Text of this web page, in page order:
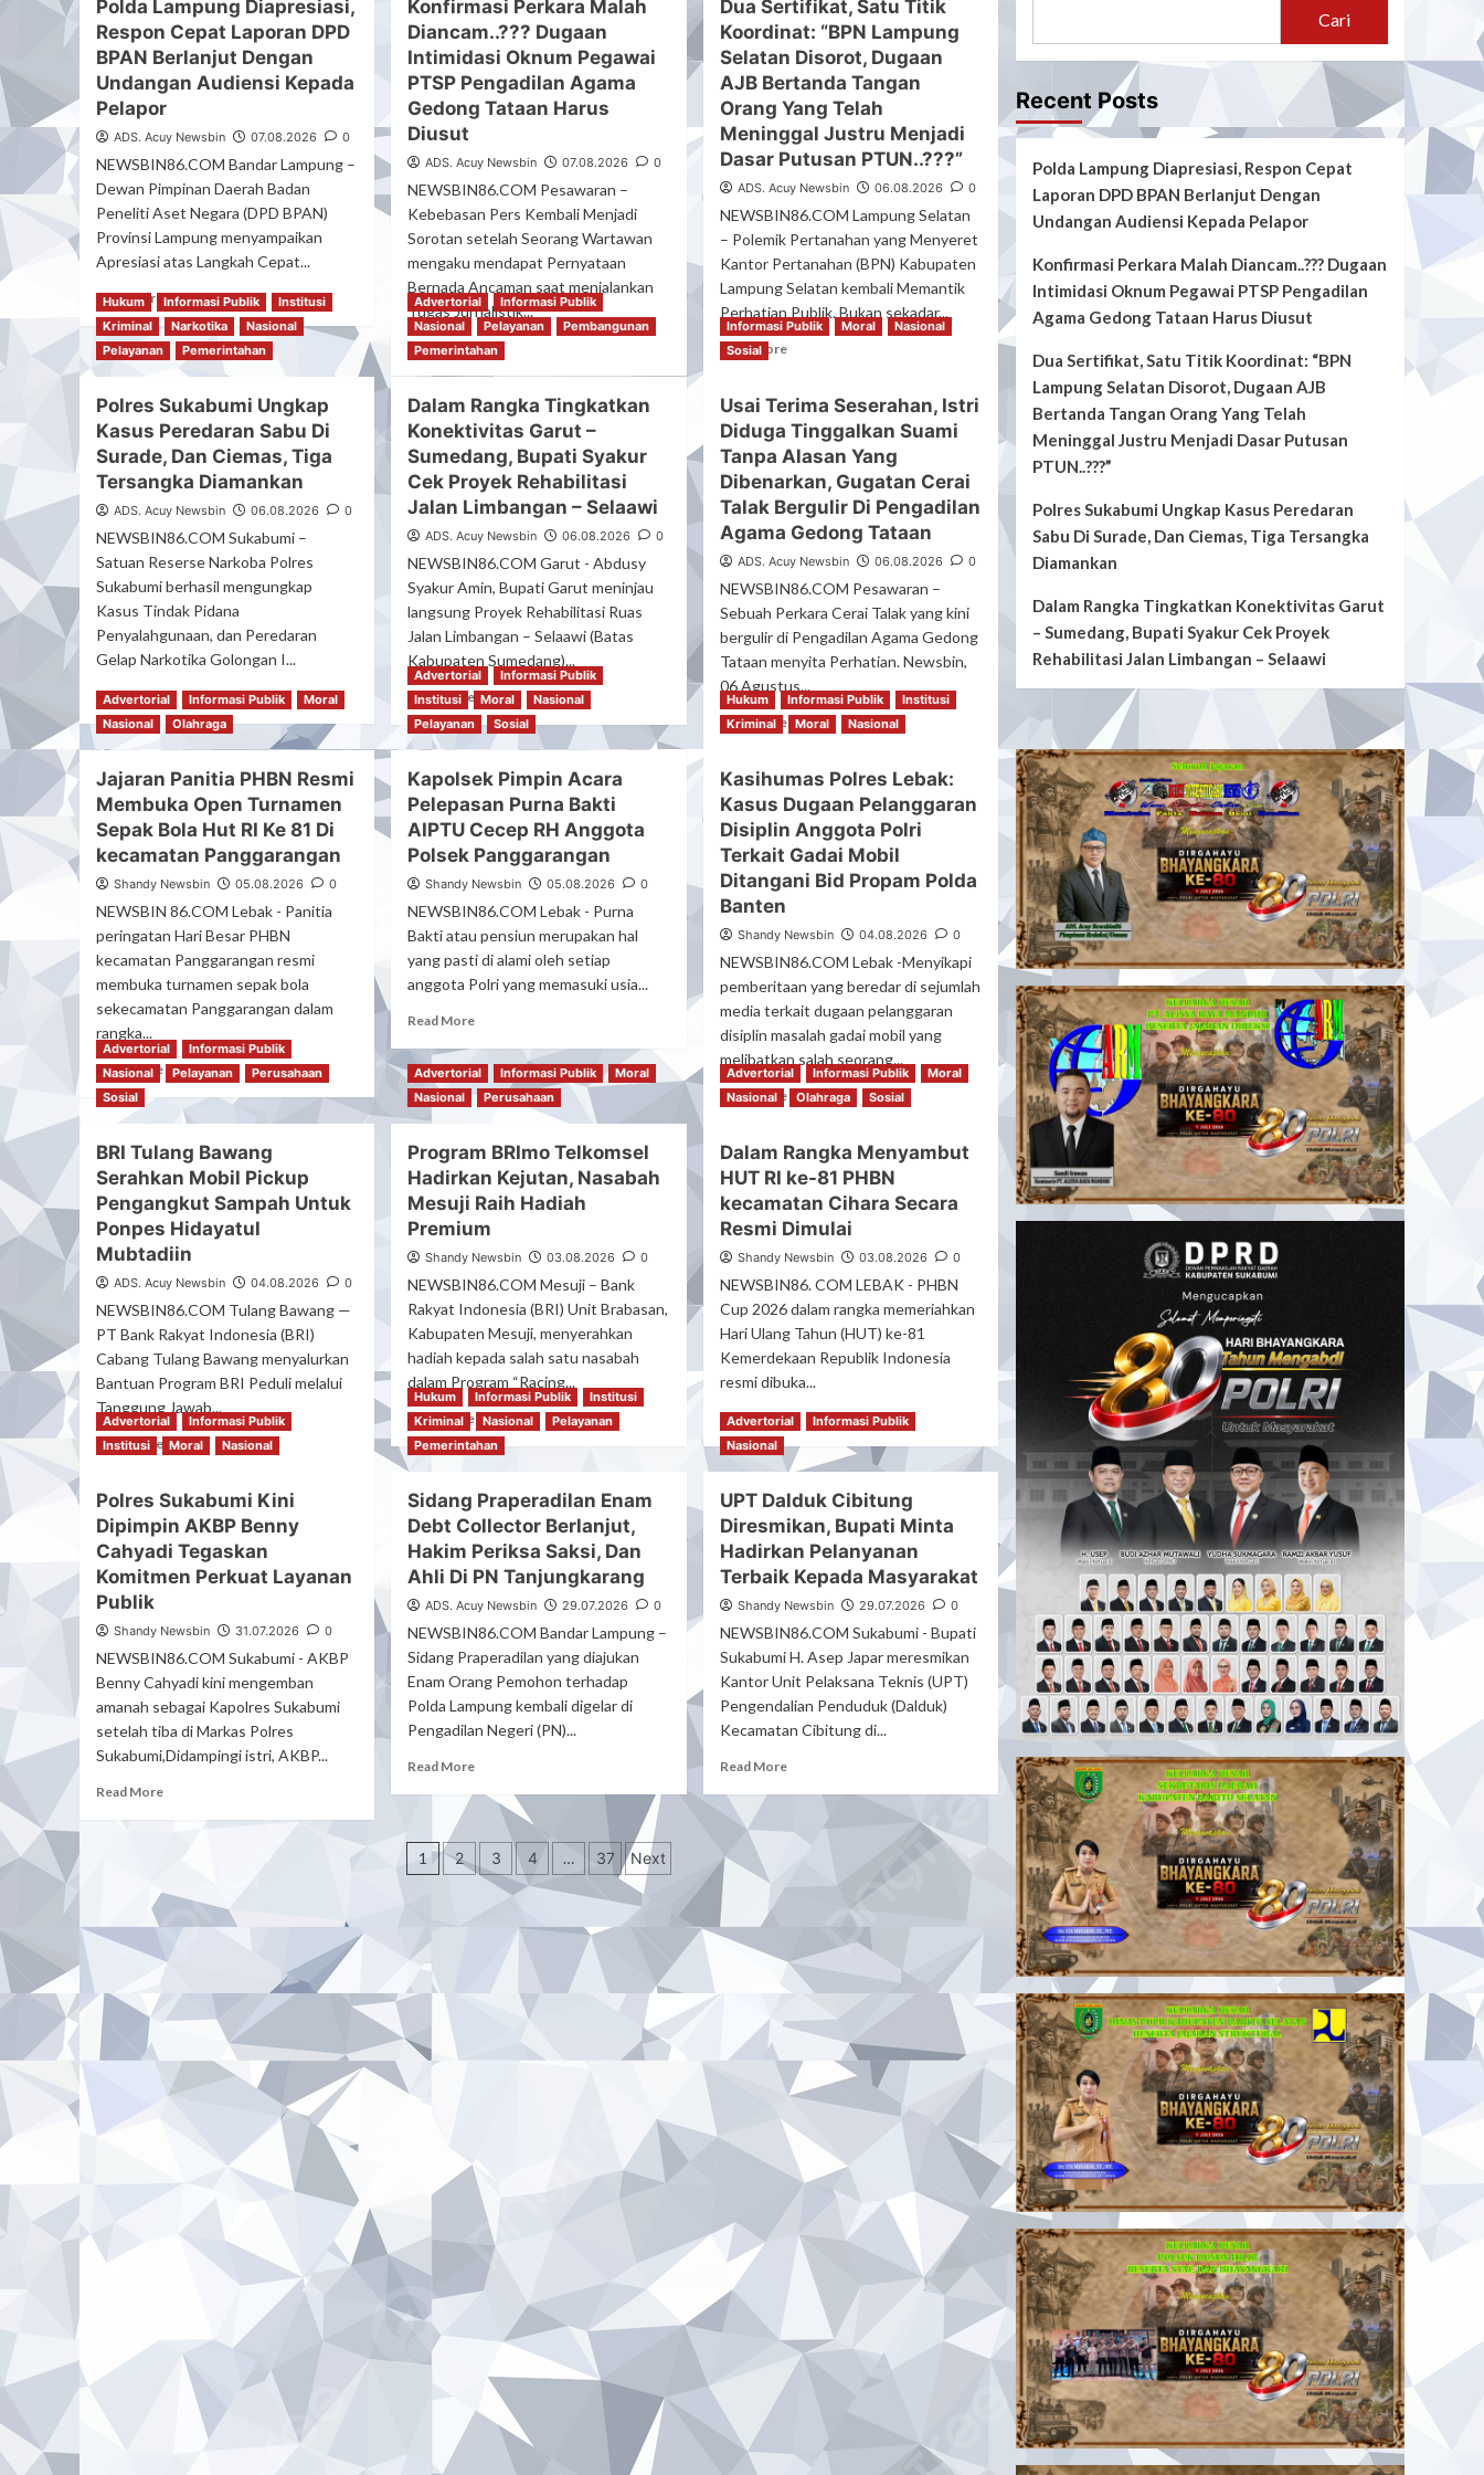
Polda Lampung Diapresiasi,
Respon Cepat Laporan DPD
BPAN Berlanjut Dengan
Undangan Audiensi Kepada
Pelapor
ADS. Acuy Newsbin 07.08.2026 0
NEWSBIN86.COM Bandar Lampung –
Dewan Pimpinan Daerah Badan
Peneliti Aset Negara (DPD BPAN)
Provinsi Lampung menyampaikan
Apresiasi atas Langkah Cepat...
Read MoreRead
more
about
Polda
Lampung
Diapresiasi,
Respon
Cepat
Laporan
DPD
BPAN
Dengan
Undangan
Audiensi
Kepada
Pelapor
Konfirmasi Perkara Malah
Diancam..??? Dugaan
Intimidasi Oknum Pegawai
PTSP Pengadilan Agama
Gedong Tataan Harus
Diusut
ADS. Acuy Newsbin 07.08.2026 0
NEWSBIN86.COM Pesawaran –
Kebebasan Pers Kembali Menjadi
Sorotan setelah Seorang Wartawan
mengaku mendapat Pernyataan
Bernada Ancaman saat menjalankan
Tugas Jurnalistik...
Read MoreRead
more
Konfirmasi
Perkara
Malah
Diancam..???
Dugaan
Intimidasi
Oknum
Pegawai
Pengadilan
Agama
Gedong
Tataan
Harus
Diusut
Dua Sertifikat, Satu Titik
Koordinat: “BPN Lampung
Selatan Disorot, Dugaan
AJB Bertanda Tangan
Orang Yang Telah
Meninggal Justru Menjadi
Dasar Putusan PTUN..???”
ADS. Acuy Newsbin 06.08.2026 0
NEWSBIN86.COM Lampung Selatan
– Polemik Pertanahan yang Menyeret
Kantor Pertanahan (BPN) Kabupaten
Lampung Selatan kembali Memantik
Perhatian Publik. Bukan sekadar...
Read MoreRead
Dua
Sertifikat,
Satu
Titik
Koordinat:
“BPN
Lampung
Selatan
Dugaan
AJB
Bertanda
Tangan
Orang
Yang
Telah
Menjadi
Dasar
Putusan
PTUN..???”
Hukum Informasi Publik
Institusi
Kriminal
Narkotika
Nasional
Pelayanan
Pemerintahan
Polres Sukabumi Ungkap
Kasus Peredaran Sabu Di
Surade, Dan Ciemas, Tiga
Tersangka Diamankan
ADS. Acuy Newsbin 06.08.2026 0
NEWSBIN86.COM Sukabumi –
Satuan Reserse Narkoba Polres
Sukabumi berhasil mengungkap
Kasus Tindak Pidana
Penyalahgunaan, dan Peredaran
Gelap Narkotika Golongan I...
Read MoreRead
more
about
Polres
Sukabumi
Ungkap
Kasus
Peredaran
Sabu
Di
Surade,
Ciemas,
Tiga
Tersangka
Diamankan
Advertorial
Informasi Publik
Nasional
Pelayanan
Pembangunan
Pemerintahan
Dalam Rangka Tingkatkan
Konektivitas Garut –
Sumedang, Bupati Syakur
Cek Proyek Rehabilitasi
Jalan Limbangan – Selaawi
ADS. Acuy Newsbin 06.08.2026 0
NEWSBIN86.COM Garut - Abdusy
Syakur Amin, Bupati Garut meninjau
langsung Proyek Rehabilitasi Ruas
Jalan Limbangan – Selaawi (Batas
Kabupaten Sumedang)...
Read MoreRead
more
about
Rangka
Tingkatkan
Konektivitas
Garut
–
Sumedang,
Bupati
Cek
Proyek
Rehabilitasi
–
Selaawi
Informasi Publik Moral
Nasional
Sosial
Usai Terima Seserahan, Istri
Diduga Tinggalkan Suami
Tanpa Alasan Yang
Dibenarkan, Gugatan Cerai
Talak Bergulir Di Pengadilan
Agama Gedong Tataan
ADS. Acuy Newsbin 06.08.2026 0
NEWSBIN86.COM Pesawaran –
Sebuah Perkara Cerai Talak yang kini
bergulir di Pengadilan Agama Gedong
Tataan menyita Perhatian. Newsbin,
06 Agustus...
Read MoreRead
Usai
Terima
Seserahan,
Istri
Diduga
Tinggalkan
Tanpa
Yang
Dibenarkan,
Gugatan
Cerai
Talak
Bergulir
Di
Gedong
Tataan
Advertorial Informasi Publik
Moral
Nasional
Olahraga
Jajaran Panitia PHBN Resmi
Membuka Open Turnamen
Sepak Bola Hut RI Ke 81 Di
kecamatan Panggarangan
Shandy Newsbin 05.08.2026 0
NEWSBIN 86.COM Lebak - Panitia
peringatan Hari Besar PHBN
kecamatan Panggarangan resmi
membuka turnamen sepak bola
sekecamatan Panggarangan dalam
rangka...
Read MoreRead
more
about
Jajaran
Panitia
PHBN
Resmi
Membuka
Open
Turnamen
Sepak
Hut
RI
Ke
81
Di
kecamatan
Panggarangan
Advertorial
Informasi Publik
Institusi
Moral
Nasional
Pelayanan
Sosial
Kapolsek Pimpin Acara
Pelepasan Purna Bakti
AIPTU Cecep RH Anggota
Polsek Panggarangan
Shandy Newsbin 05.08.2026 0
NEWSBIN86.COM Lebak - Purna
Bakti atau pensiun merupakan hal
yang pasti di alami oleh setiap
anggota Polri yang memasuki usia...
Read MoreRead
Kapolsek
Pimpin
Pelepasan
Purna
Bakti
AIPTU
Cecep
Polsek
Panggarangan
Hukum Informasi Publik
Institusi
Kriminal
Moral Nasional
Kasihumas Polres Lebak:
Kasus Dugaan Pelanggaran
Disiplin Anggota Polri
Terkait Gadai Mobil
Ditangani Bid Propam Polda
Banten
Shandy Newsbin 04.08.2026 0
NEWSBIN86.COM Lebak -Menyikapi
pemberitaan yang beredar di sejumlah
media terkait dugaan pelanggaran
disiplin masalah gadai mobil yang
melibatkan salah seorang...
Read MoreRead
Kasihumas
Polres
Lebak:
Kasus
Dugaan
Pelanggaran
Disiplin
Anggota
Terkait
Gadai
Mobil
Bid
Propam
Polda
Banten
Advertorial
Informasi Publik
Nasional
Pelayanan
Perusahaan
Sosial
BRI Tulang Bawang
Serahkan Mobil Pickup
Pengangkut Sampah Untuk
Ponpes Hidayatul
Mubtadiin
ADS. Acuy Newsbin 04.08.2026 0
NEWSBIN86.COM Tulang Bawang —
PT Bank Rakyat Indonesia (BRI)
Cabang Tulang Bawang menyalurkan
Bantuan Program BRI Peduli melalui
Tanggung Jawab...
Read MoreRead
BRI
Tulang
Bawang
Serahkan
Mobil
Pengangkut
Sampah
Ponpes
Hidayatul
Mubtadiin
Advertorial Informasi Publik
Moral
Nasional
Perusahaan
Program BRImo Telkomsel
Hadirkan Kejutan, Nasabah
Mesuji Raih Hadiah
Premium
Shandy Newsbin 03.08.2026 0
NEWSBIN86.COM Mesuji – Bank
Rakyat Indonesia (BRI) Unit Brabasan,
Kabupaten Mesuji, menyerahkan
hadiah kepada salah satu nasabah
dalam Program “Racing...
Read MoreRead
more
about
BRImo
Telkomsel
Hadirkan
Kejutan,
Nasabah
Mesuji
Raih
Premium
Advertorial Informasi Publik
Moral
Nasional
Olahraga Sosial
Dalam Rangka Menyambut
HUT RI ke-81 PHBN
kecamatan Cihara Secara
Resmi Dimulai
Shandy Newsbin 03.08.2026 0
NEWSBIN86. COM LEBAK - PHBN
Cup 2026 dalam rangka memeriahkan
Hari Ulang Tahun (HUT) ke-81
Kemerdekaan Republik Indonesia
resmi dibuka...
Read MoreRead
more
about
Rangka
Menyambut
HUT
RI
ke-
81
PHBN
Cihara
Secara
Resmi
Dimulai
Advertorial
Informasi Publik
Institusi
Moral Nasional
Polres Sukabumi Kini
Dipimpin AKBP Benny
Cahyadi Tegaskan
Komitmen Perkuat Layanan
Publik
Shandy Newsbin 31.07.2026 0
NEWSBIN86.COM Sukabumi - AKBP
Benny Cahyadi kini mengemban
amanah sebagai Kapolres Sukabumi
setelah tiba di Markas Polres
Sukabumi,Didampingi istri, AKBP...
Read MoreRead
Kini
AKBP
Benny
Tegaskan
Komitmen
Layanan
Publik
Hukum Informasi Publik
Institusi
Kriminal
Nasional
Pelayanan
Pemerintahan
Sidang Praperadilan Enam
Debt Collector Berlanjut,
Hakim Periksa Saksi, Dan
Ahli Di PN Tanjungkarang
ADS. Acuy Newsbin 29.07.2026 0
NEWSBIN86.COM Bandar Lampung –
Sidang Praperadilan yang diajukan
Enam Orang Pemohon terhadap
Polda Lampung kembali digelar di
Pengadilan Negeri (PN)...
Read MoreRead
about
Sidang
Praperadilan
Enam
Debt
Berlanjut,
Hakim
Periksa
Advertorial
Informasi Publik
Nasional
UPT Dalduk Cibitung
Diresmikan, Bupati Minta
Hadirkan Pelanyanan
Terbaik Kepada Masyarakat
Shandy Newsbin 29.07.2026 0
NEWSBIN86.COM Sukabumi - Bupati
Sukabumi H. Asep Japar meresmikan
Kantor Unit Pelaksana Teknis (UPT)
Pengendalian Penduduk (Dalduk)
Kecamatan Cibitung di...
Read MoreRead
Dalduk
Diresmikan,
Hadirkan
Pelanyanan
Terbaik
Masyarakat
Paginasi
1 2 3 4 … 37 Next
Cari
Recent Posts
Polda Lampung Diapresiasi, Respon Cepat
Laporan DPD BPAN Berlanjut Dengan
Undangan Audiensi Kepada Pelapor
Konfirmasi Perkara Malah Diancam..??? Dugaan
Intimidasi Oknum Pegawai PTSP Pengadilan
Agama Gedong Tataan Harus Diusut
Dua Sertifikat, Satu Titik Koordinat: “BPN
Lampung Selatan Disorot, Dugaan AJB
Bertanda Tangan Orang Yang Telah
Meninggal Justru Menjadi Dasar Putusan
PTUN..???”
Polres Sukabumi Ungkap Kasus Peredaran
Sabu Di Surade, Dan Ciemas, Tiga Tersangka
Diamankan
Dalam Rangka Tingkatkan Konektivitas Garut
– Sumedang, Bupati Syakur Cek Proyek
Rehabilitasi Jalan Limbangan – Selaawi